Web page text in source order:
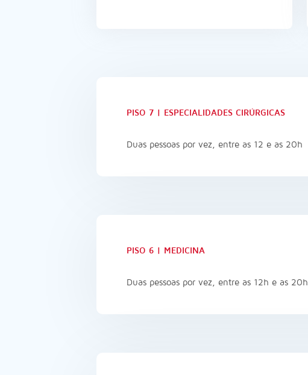
PISO 7 | ESPECIALIDADES CIRÚRGICAS
Duas pessoas por vez, entre as 12 e as 20h
PISO 6 | MEDICINA
Duas pessoas por vez, entre as 12h e as 20h